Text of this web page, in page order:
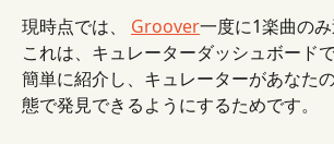
現時点では、 Groover一度に1楽曲のみ
これは、キュレーターダッシュボード
簡単に紹介し、キュレーターがあなた
態で発見できるようにするためです。